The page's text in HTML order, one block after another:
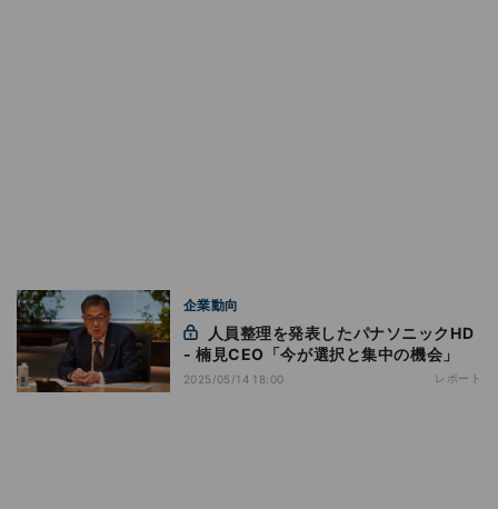
企業動向
- 楠見CEO「今が選択と集中の機会」
2025/05/14 18:00 レポート